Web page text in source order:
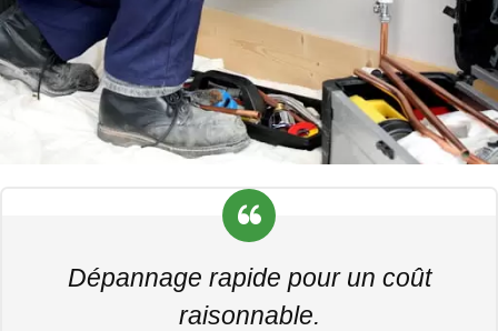
Dépannage rapide pour un coût
raisonnable.